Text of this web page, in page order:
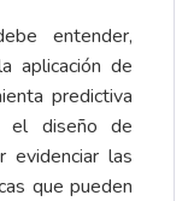
entender,
aplicación de
predictiva
el diseño de
evidenciar las
que pueden